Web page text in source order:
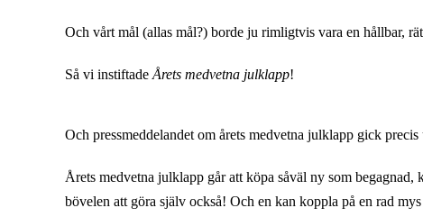
Och vårt mål (allas mål?) borde ju rimligtvis vara en hållbar,
Så vi instiftade Årets medvetna julklapp!
Och pressmeddelandet om årets medvetna julklapp gick precis
Årets medvetna julklapp går att köpa såväl ny som
bövelen att göra själv också! Och en kan koppla på en rad